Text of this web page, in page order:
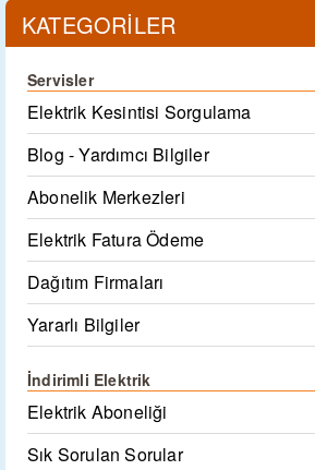
KATEGORİLER
Servisler
Elektrik Kesintisi Sorgulama
Blog - Yardımcı Bilgiler
Abonelik Merkezleri
Elektrik Fatura Ödeme
Dağıtım Firmaları
Yararlı Bilgiler
İndirimli Elektrik
Elektrik Aboneliği
Sık Sorulan Sorular